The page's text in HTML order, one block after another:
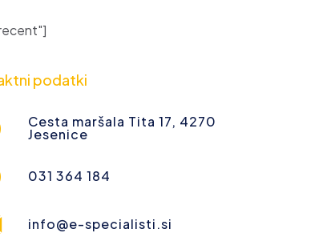
podatki
Cesta maršala Tita 17, 4270
Jesenice
031 364 184
info@e-specialisti.si